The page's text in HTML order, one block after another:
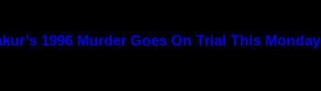
1996 Murder Goes On Trial This Monday